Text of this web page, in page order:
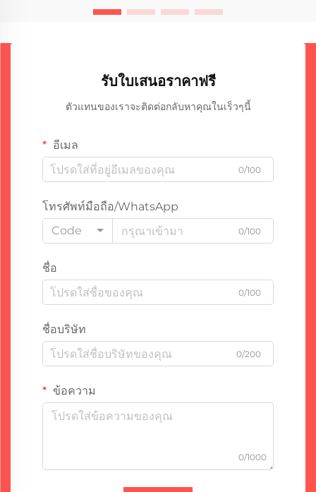
รับใบเสนอราคาฟรี
ตัวแทนของเราจะติดต่อกลับหาคุณในเร็วๆนี้
อีเมล
0/100
โทรศัพท์มือถือ/WhatsApp
Code
0/100
ชื่อ
0/100
ชื่อบริษัท
0/200
ข้อความ
0/1000